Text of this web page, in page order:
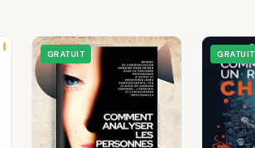
GRATUIT GRATUIT